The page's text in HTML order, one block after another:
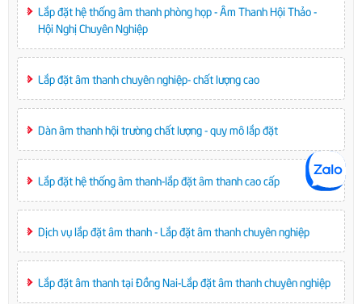
Lắp đặt hệ thống âm thanh phòng họp - Âm Thanh Hội Thảo -
Hội Nghị Chuyên Nghiệp
Lắp đặt âm thanh chuyên nghiệp- chất lượng cao
Dàn âm thanh hội trường chất lượng - quy mô lắp đặt
Lắp đặt hệ thống âm thanh-lắp đặt âm thanh cao cấp
Dịch vụ lắp đặt âm thanh - Lắp đặt âm thanh chuyên nghiệp
Lắp đặt âm thanh tại Đồng Nai-Lắp đặt âm thanh chuyên nghiệp